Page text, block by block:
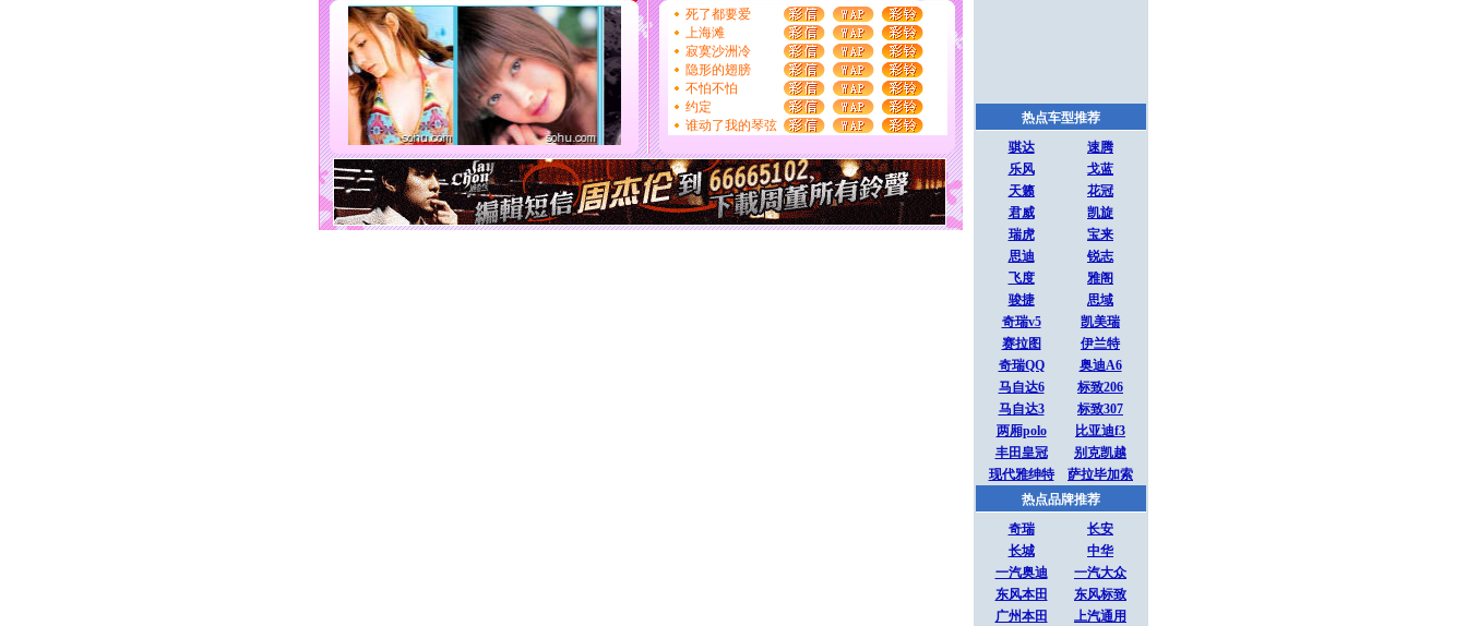
片叶子是希望，第三片叶子是爱情，第四片叶子是幸运。
送你一棵薰衣草，愿你新年快乐！
[圣诞节]圣诞节到了，想想没什么送给你的，又不打算给
你太多，只有给你五千万：千万快乐！千万要健康！千万
要平安！千万要知足！千万不要忘记我！
[圣诞节]不只这样的日子才会想起你,而是这样的日子才
能正大光明地骚扰你,告诉你,圣诞要快乐!新年要快乐!天
天都要快乐噢!
[圣诞节]奉上一颗祝福的心,在这个特别的日子里,愿幸福,
如意,快乐,鲜花,一切美好的祝愿与你同在.圣诞快乐!
[元旦]看到你我会触电；看不到你我要充电；没有你我会
断电。爱你是我职业，想你是我事业，抱你是我特长，吻
你是我专业！水晶之恋祝你新年快乐
死了都要爱
上海滩
寂寞沙洲冷
隐形的翅膀
不怕不怕
约定
谁动了我的琴弦
热点车型推荐
骐达
速腾
乐风
戈蓝
天籁
花冠
君威
凯旋
瑞虎
宝来
思迪
锐志
飞度
雅阁
骏捷
思域
奇瑞v5
凯美瑞
赛拉图
伊兰特
奇瑞QQ
奥迪A6
马自达6
标致206
马自达3
标致307
两厢polo
比亚迪f3
丰田皇冠
别克凯越
现代雅绅特
萨拉毕加索
热点品牌推荐
奇瑞
长安
长城
中华
一汽奥迪
一汽大众
东风本田
东风标致
广州本田
上汽通用